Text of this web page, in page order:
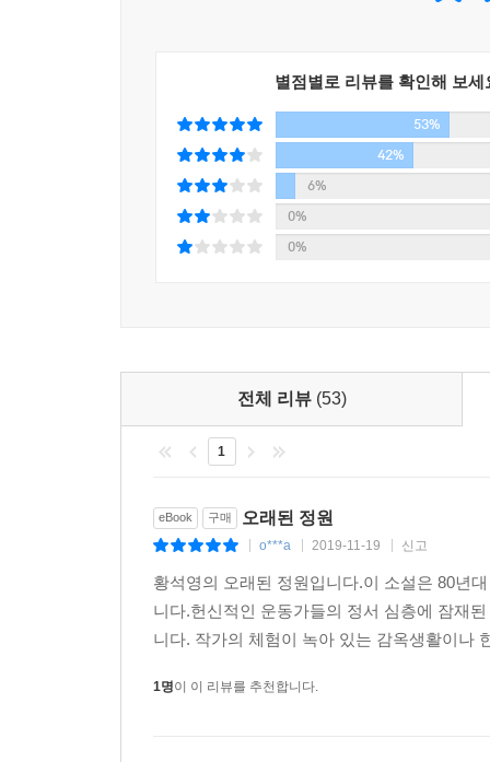
포르르, 잔바람에는 살랑살랑, 거센 바람에는 휘
로 퐁당 뛰어들기도 하구요. 갈뫼의 여름은 살아
[...] 하지만 눈을 뜨고 자세히 둘러보면 자연은 끊
포르르, 잔바람에는 살랑살랑, 거센 바람에는 휘
황석영: 나는 유행어인 '모래시계 세대'니 '386
끝자락에 서게 된 것입니다. 나는 당시에 기성
없었지요. 어느 유행가 대목처럼, 우리가 겪은
'우리는 그때 너무도 사랑했지만 사랑의 방법
한마디로 이들 '80년대 세대의 진혼곡'이라고
가슴속에 살아 있으리라 믿습니다.
다만 옥에서 한 삼년쯤까지는 조금 달랐는데요.
어느날 이게 아니라는 생각이 들었습니다. 마음
내가 주위 잡범들과 농담도 하고 교도관들과
평상심이 어디서나 가장 중요한 듯합니다. 그
책들을 다시 읽다가 소스라쳐 놀란 적이 있습니
구체적인 관계 속에서만 사람은 온전하게 생각
아니니까요. 또한 독방에 오래 살다보면 말을 할
신기한 일은 나와서 한달쯤 되니까 그 안에서 생
별점별로 리뷰를 확인해 보세
53%
42%
6%
0%
0%
전체 리뷰 (53)
1
eBook 구매 오래된 정원
o***a 2019-11-19 신고
황석영의 오래된 정원입니다.이 소설은 80년
니다.헌신적인 운동가들의 정서 심층에 잠재
니다. 작가의 체험이 녹아 있는 감옥생활이나
1명이 이 리뷰를 추천합니다.